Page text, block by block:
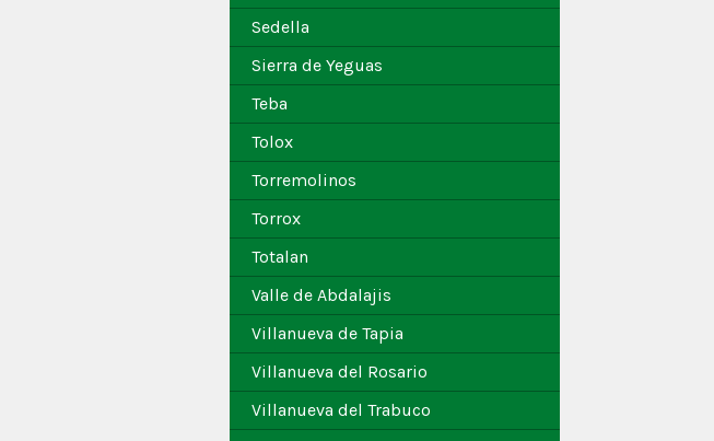
Sedella
Sierra de Yeguas
Teba
Tolox
Torremolinos
Torrox
Totalan
Valle de Abdalajis
Villanueva de Tapia
Villanueva del Rosario
Villanueva del Trabuco